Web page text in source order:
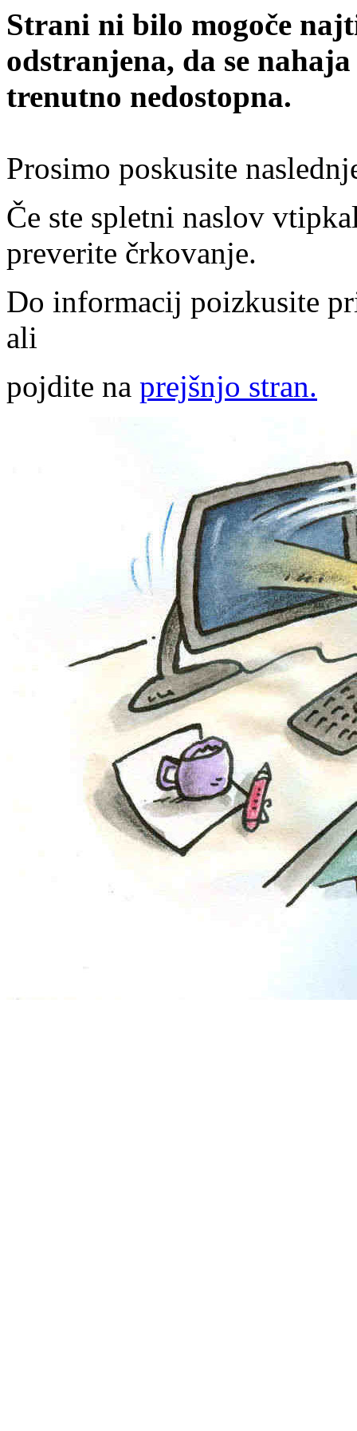
Strani ni bilo mogoče
odstranjena, da se
trenutno nedostopna.
Prosimo poskusite
Če ste spletni naslov
preverite črkovanje.
Do informacij poizkusite
ali
pojdite na prejšnjo stran.